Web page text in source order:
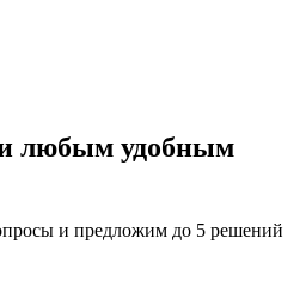
любым удобным
и предложим до 5 решений